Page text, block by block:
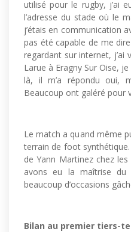
utilisé pour le rugby, j’ai
l’adresse du stade où le
j’étais en communication
pas été capable de me
regardant sur internet, j’ai
Larue à Eragny Sur Oise,
là, il m’a répondu oui,
Beaucoup ont galéré pour
Le match a quand même
terrain de foot
de Yann Martinez chez
avons eu la maîtrise du
beaucoup d’occasions
Bilan au premier tiers-